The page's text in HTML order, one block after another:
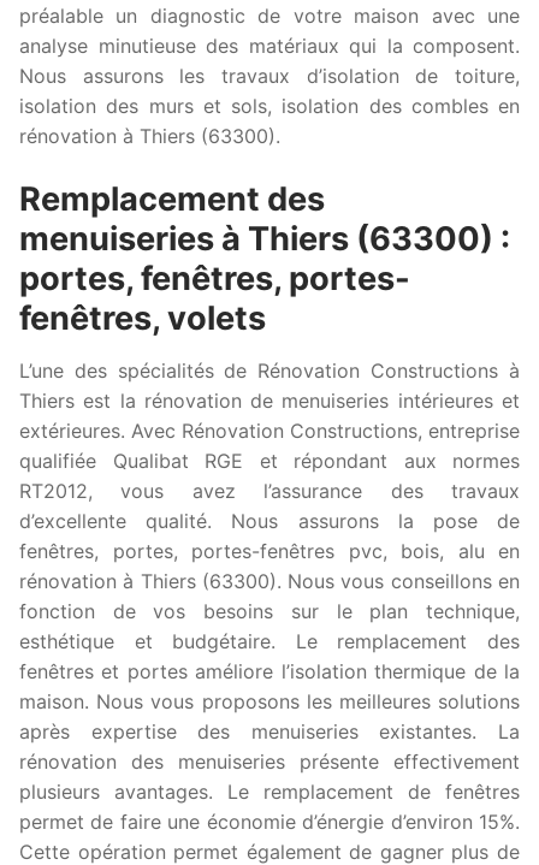
préalable un diagnostic de votre maison avec une
analyse minutieuse des matériaux qui la composent.
Nous assurons les travaux d’isolation de toiture,
isolation des murs et sols, isolation des combles en
rénovation à Thiers (63300).
Remplacement des
menuiseries à Thiers (63300) :
portes, fenêtres, portes-
fenêtres, volets
L’une des spécialités de Rénovation Constructions à
Thiers est la rénovation de menuiseries intérieures et
extérieures. Avec Rénovation Constructions, entreprise
qualifiée Qualibat RGE et répondant aux normes
RT2012, vous avez l’assurance des travaux
d’excellente qualité. Nous assurons la pose de
fenêtres, portes, portes-fenêtres pvc, bois, alu en
rénovation à Thiers (63300). Nous vous conseillons en
fonction de vos besoins sur le plan technique,
esthétique et budgétaire. Le remplacement des
fenêtres et portes améliore l’isolation thermique de la
maison. Nous vous proposons les meilleures solutions
après expertise des menuiseries existantes. La
rénovation des menuiseries présente effectivement
plusieurs avantages. Le remplacement de fenêtres
permet de faire une économie d’énergie d’environ 15%.
Cette opération permet également de gagner plus de